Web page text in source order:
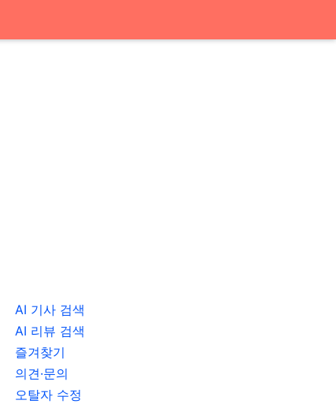
AI 기사 검색
AI 리뷰 검색
즐겨찾기
의견·문의
오탈자 수정